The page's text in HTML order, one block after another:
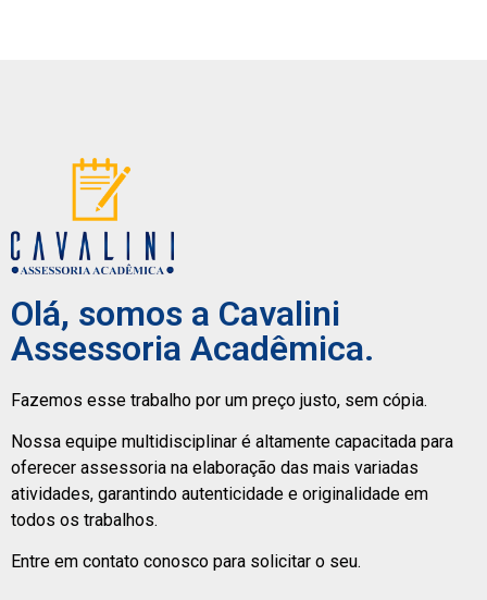
Olá, somos a Cavalini
Assessoria Acadêmica.
Fazemos esse trabalho por um preço justo, sem cópia.
Nossa equipe multidisciplinar é altamente capacitada para
oferecer assessoria na elaboração das mais variadas
atividades, garantindo autenticidade e originalidade em
todos os trabalhos.
Entre em contato conosco para solicitar o seu.